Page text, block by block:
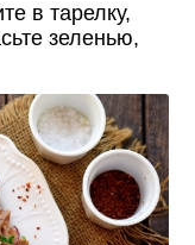
в тарелку,
зеленью,